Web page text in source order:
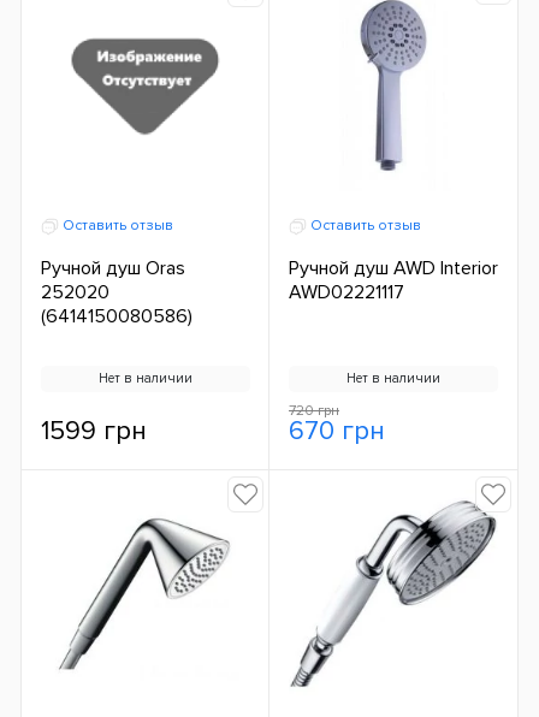
Оставить отзыв
Ручной душ Oras
252020
(6414150080586)
Нет в наличии
1599 грн
Оставить отзыв
Ручной душ AWD Interior
AWD02221117
Нет в наличии
720 грн
670 грн